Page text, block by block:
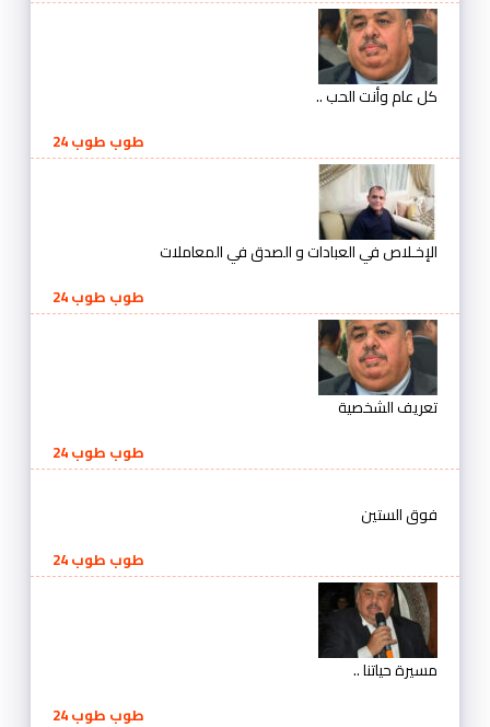
كل عام وأنت الحب ..
طوب طوب 24
الإخـلاص في العبادات و الصدق في المعاملات
طوب طوب 24
تعريف الشخصية
طوب طوب 24
فوق الستين
طوب طوب 24
مسيرة حياتنا ..
طوب طوب 24